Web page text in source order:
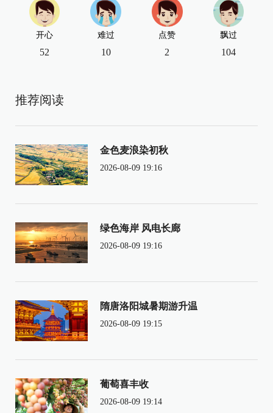
开心
52
难过
10
点赞
2
飘过
104
推荐阅读
金色麦浪染初秋
2026-08-09 19:16
绿色海岸 风电长廊
2026-08-09 19:16
隋唐洛阳城暑期游升温
2026-08-09 19:15
葡萄喜丰收
2026-08-09 19:14